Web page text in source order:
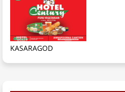
KASARAGOD